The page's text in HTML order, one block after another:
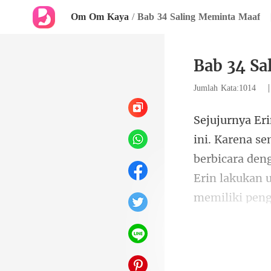
Om Om Kaya / Bab 34 Saling Meminta Maaf
Bab 34
Jumlah Kata:1014
berbicara
Erin lakukan